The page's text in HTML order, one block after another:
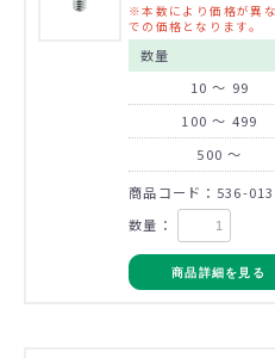
※本数により価格が異
での価格となります。
数量
10 ～ 99
100 ～ 499
500 ～
商品コード：536-
数量：
商品詳細を見る